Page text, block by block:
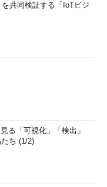
共同検証する「IoTビジ
る「可視化」「検出」
たち (1/2)